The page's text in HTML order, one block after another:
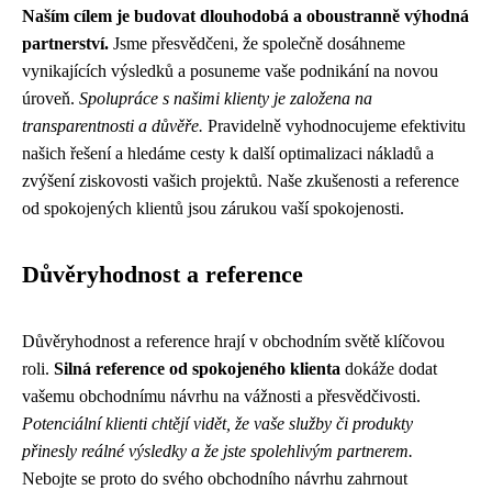
Naším cílem je budovat dlouhodobá a oboustranně výhodná
partnerství. Jsme přesvědčeni, že společně dosáhneme
vynikajících výsledků a posuneme vaše podnikání na novou
úroveň. Spolupráce s našimi klienty je založena na
transparentnosti a důvěře. Pravidelně vyhodnocujeme efektivitu
našich řešení a hledáme cesty k další optimalizaci nákladů a
zvýšení ziskovosti vašich projektů. Naše zkušenosti a reference
od spokojených klientů jsou zárukou vaší spokojenosti.
Důvěryhodnost a reference
Důvěryhodnost a reference hrají v obchodním světě klíčovou
roli. Silná reference od spokojeného klienta dokáže dodat
vašemu obchodnímu návrhu na vážnosti a přesvědčivosti.
Potenciální klienti chtějí vidět, že vaše služby či produkty
přinesly reálné výsledky a že jste spolehlivým partnerem.
Nebojte se proto do svého obchodního návrhu zahrnout